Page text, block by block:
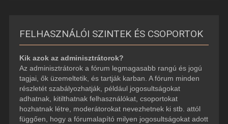
FELHASZNÁLÓI SZINTEK ÉS CSOPORTOK
Kik azok az adminisztrátorok?
Az adminisztrátorok a fórum legmagasabb rangú és jogú
tagjai, ők üzemeltetik, és tartják karban. A fórum minden
részletét szabályozhatják, például jogosultságokat
adhatnak, kitilthatnak felhasználókat, csoportokat
hozhatnak létre, moderátorokat nevezhetnek ki stb. attól
függően, hogy a fórumalapító milyen jogosultságokat adott